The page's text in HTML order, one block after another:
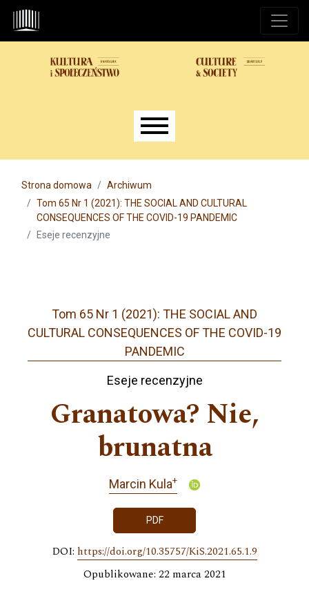
Przejdź do głównego menu
Przejdź do sekcji głównej
Przejdź do stopki
Main menu
Strona domowa
Archiwum
Tom 65 Nr 1 (2021): THE SOCIAL AND CULTURAL
CONSEQUENCES OF THE COVID-19 PANDEMIC
Eseje recenzyjne
Tom 65 Nr 1 (2021): THE SOCIAL AND
CULTURAL CONSEQUENCES OF THE COVID-19
PANDEMIC
Eseje recenzyjne
Granatowa? Nie,
brunatna
Marcin Kula+
PDF
DOI: https://doi.org/10.35757/KiS.2021.65.1.9
Opublikowane: 22 marca 2021